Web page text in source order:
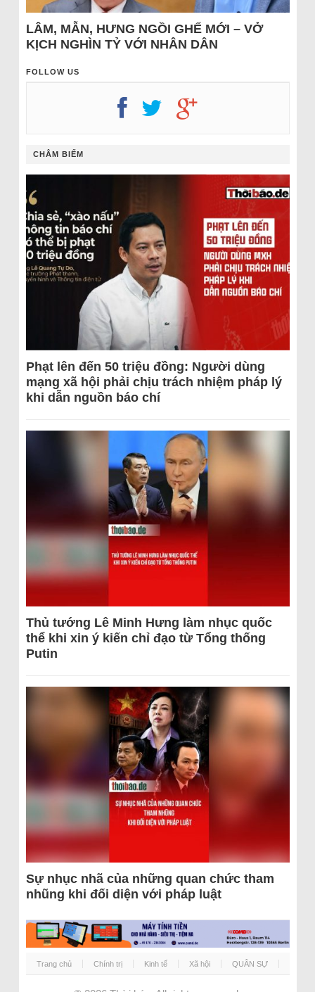
LÂM, MẪN, HƯNG NGỒI GHẾ MỚI – VỞ
KỊCH NGHÌN TỶ VỚI NHÂN DÂN
FOLLOW US
CHÂM BIẾM
Phạt lên đến 50 triệu đồng: Người dùng
mạng xã hội phải chịu trách nhiệm pháp lý
khi dẫn nguồn báo chí
Thủ tướng Lê Minh Hưng làm nhục quốc
thể khi xin ý kiến chỉ đạo từ Tổng thống
Putin
Sự nhục nhã của những quan chức tham
nhũng khi đối diện với pháp luật
Trang chủ Chính trị Kinh tế Xã hội QUÂN SỰ